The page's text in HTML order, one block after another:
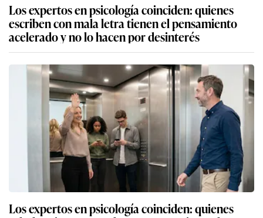
Los expertos en psicología coinciden: quienes
escriben con mala letra tienen el pensamiento
acelerado y no lo hacen por desinterés
Los expertos en psicología coinciden: quienes